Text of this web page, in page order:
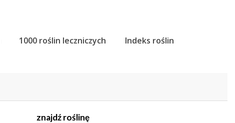
1000 roślin leczniczych Indeks roślin
znajdź roślinę